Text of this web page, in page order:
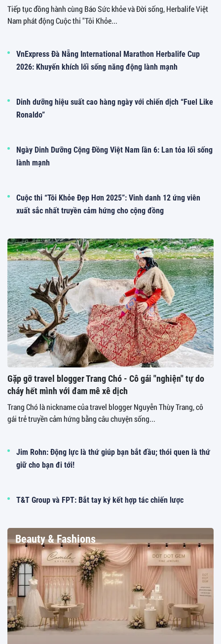
Tiếp tục đồng hành cùng Báo Sức khỏe và Đời sống, Herbalife Việt
Nam phát động Cuộc thi "Tôi Khỏe...
VnExpress Đà Nẵng International Marathon Herbalife Cup
2026: Khuyến khích lối sống năng động lành mạnh
Dinh dưỡng hiệu suất cao hàng ngày với chiến dịch “Fuel Like
Ronaldo”
Ngày Dinh Dưỡng Cộng Đồng Việt Nam lần 6: Lan tỏa lối sống
lành mạnh
Cuộc thi “Tôi Khỏe Đẹp Hơn 2025”: Vinh danh 12 ứng viên
xuất sắc nhất truyền cảm hứng cho cộng đồng
Gặp gỡ travel blogger Trang Chó - Cô gái "nghiện" tự do
cháy hết mình với đam mê xê dịch
Trang Chó là nickname của travel blogger Nguyễn Thùy Trang, cô
gái trẻ truyền cảm hứng bằng câu chuyện sống...
Jim Rohn: Động lực là thứ giúp bạn bắt đầu; thói quen là thứ
giữ cho bạn đi tới!
T&T Group và FPT: Bắt tay ký kết hợp tác chiến lược
Beauty & Fashions